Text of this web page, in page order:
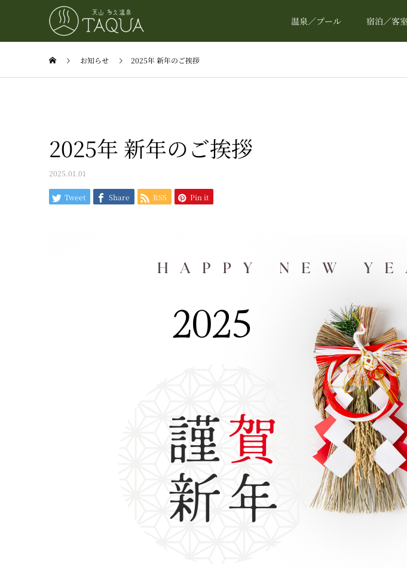
温泉／プール 宿泊／客
お知らせ 2025年 新年のご挨拶
2025年 新年のご挨拶
2025.01.01
Tweet Share RSS Pin it